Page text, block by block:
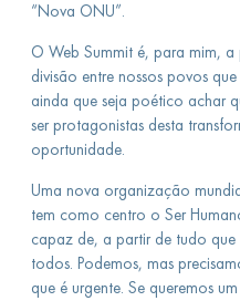
“Nova ONU”.
O Web Summit é, para mim,
divisão entre nossos povos
ainda que seja poético achar
ser protagonistas desta
oportunidade.
Uma nova organização
tem como centro o Ser
capaz de, a partir de tudo
todos. Podemos, mas
que é urgente. Se queremos